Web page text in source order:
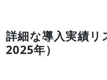
詳細な導入実績リ
2025年）